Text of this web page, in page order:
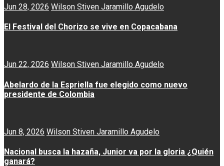
Jun 28, 2026 Wilson Stiven Jaramillo Agudelo
El Festival del Chorizo se vive en Copacabana
Jun 22, 2026 Wilson Stiven Jaramillo Agudelo
Abelardo de la Espriella fue elegido como nuevo
presidente de Colombia
Jun 8, 2026 Wilson Stiven Jaramillo Agudelo
Nacional busca la hazaña, Junior va por la gloria ¿Quién
ganará?